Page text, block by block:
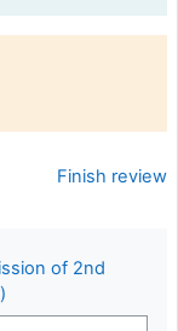
Finish review
of 2nd